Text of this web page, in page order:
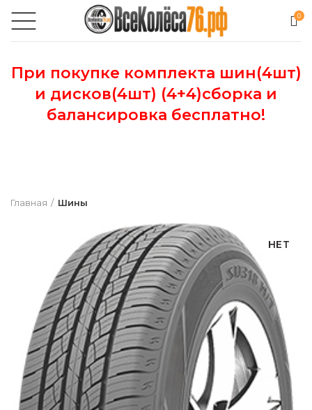
0
При покупке комплекта шин(4шт)
и дисков(4шт) (4+4)сборка и
балансировка бесплатно!
Главная Шины
НЕТ